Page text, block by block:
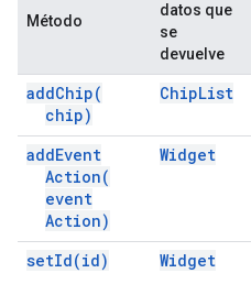
Método
datos que
se
devuelve
addChip(
chip)
ChipList
addEvent
Action(
event
Action)
Widget
setId(id) Widget